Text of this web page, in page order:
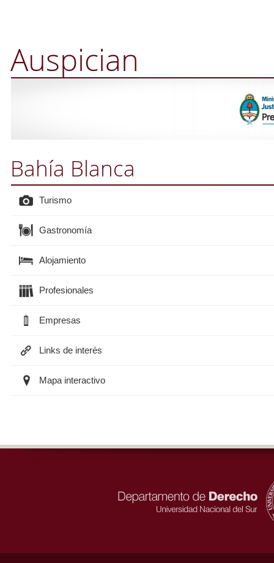
Auspician
Bahía Blanca
Turismo
Gastronomía
Alojamiento
Profesionales
Empresas
Links de interés
Mapa interactivo